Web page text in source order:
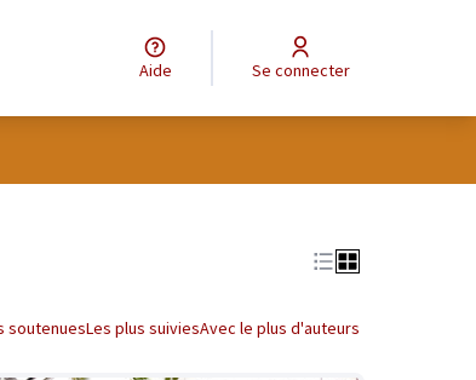
Aide Se connecter
soutenuesLes plus suiviesAvec le plus d'auteurs